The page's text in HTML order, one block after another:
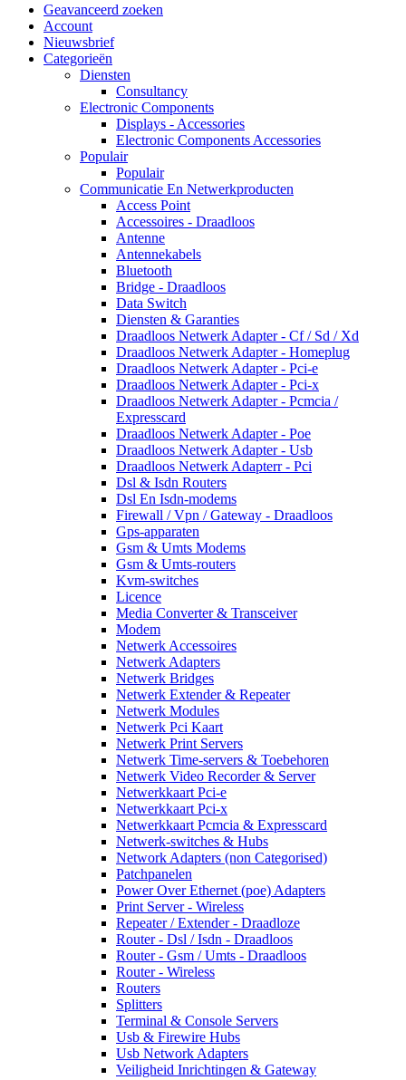
Geavanceerd zoeken
Account
Nieuwsbrief
Categorieën
Diensten
Consultancy
Electronic Components
Displays - Accessories
Electronic Components Accessories
Populair
Populair
Communicatie En Netwerkproducten
Access Point
Accessoires - Draadloos
Antenne
Antennekabels
Bluetooth
Bridge - Draadloos
Data Switch
Diensten & Garanties
Draadloos Netwerk Adapter - Cf / Sd / Xd
Draadloos Netwerk Adapter - Homeplug
Draadloos Netwerk Adapter - Pci-e
Draadloos Netwerk Adapter - Pci-x
Draadloos Netwerk Adapter - Pcmcia /
Expresscard
Draadloos Netwerk Adapter - Poe
Draadloos Netwerk Adapter - Usb
Draadloos Netwerk Adapterr - Pci
Dsl & Isdn Routers
Dsl En Isdn-modems
Firewall / Vpn / Gateway - Draadloos
Gps-apparaten
Gsm & Umts Modems
Gsm & Umts-routers
Kvm-switches
Licence
Media Converter & Transceiver
Modem
Netwerk Accessoires
Netwerk Adapters
Netwerk Bridges
Netwerk Extender & Repeater
Netwerk Modules
Netwerk Pci Kaart
Netwerk Print Servers
Netwerk Time-servers & Toebehoren
Netwerk Video Recorder & Server
Netwerkkaart Pci-e
Netwerkkaart Pci-x
Netwerkkaart Pcmcia & Expresscard
Netwerk-switches & Hubs
Network Adapters (non Categorised)
Patchpanelen
Power Over Ethernet (poe) Adapters
Print Server - Wireless
Repeater / Extender - Draadloze
Router - Dsl / Isdn - Draadloos
Router - Gsm / Umts - Draadloos
Router - Wireless
Routers
Splitters
Terminal & Console Servers
Usb & Firewire Hubs
Usb Network Adapters
Veiligheid Inrichtingen & Gateway